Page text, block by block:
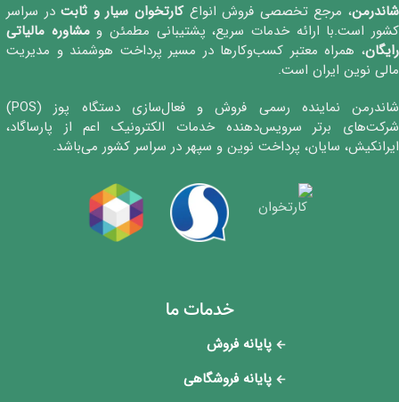
شاندرمن، مرجع تخصصی فروش انواعکارتخوان‌ سیار و ثابتدر سراسر
کشور است.با ارائه خدمات سریع، پشتیبانی مطمئن ومشاوره مالیاتی
رایگان، همراه معتبر کسب‌وکارها در مسیر پرداخت هوشمند و مدیریت
مالی نوین ایران است.
شاندرمن نماینده رسمی فروش و فعال‌سازی دستگاه پوز (POS)
شرکت‌های برتر سرویس‌دهنده خدمات الکترونیک اعم از پارساگاد،
ایرانکیش، سایان، پرداخت نوین و سپهر در سراسر کشور می‌باشد.
خدمات ما
پایانه فروش
پایانه فروشگاهی